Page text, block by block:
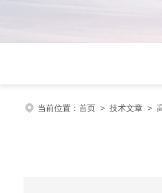
当前位置： 首页 > 技术文章 >